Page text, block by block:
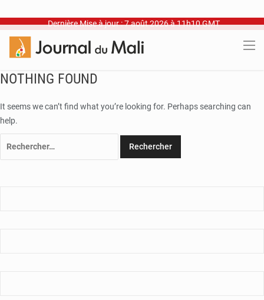
Dernière Mise à jour : 7 août 2026 à 11h10 GMT
NOTHING FOUND
It seems we can’t find what you’re looking for. Perhaps searching can
help.